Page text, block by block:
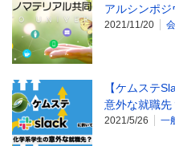
アルシンポジ
2021/11/20
【ケムステ
意外な就職先
2021/5/26 一